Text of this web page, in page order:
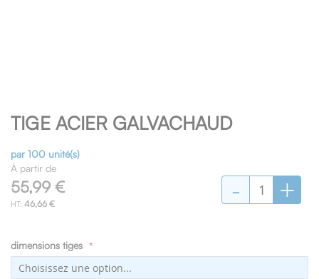
TIGE ACIER GALVACHAUD
par 100 unité(s)
À partir de
55,99 €
46,66 €
dimensions tiges
- +
beginning
of
the
images
gallery